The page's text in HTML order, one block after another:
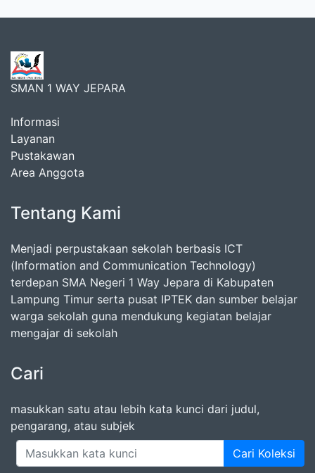
SMAN 1 WAY JEPARA
Informasi
Layanan
Pustakawan
Area Anggota
Tentang Kami
Menjadi perpustakaan sekolah berbasis ICT
(Information and Communication Technology)
terdepan SMA Negeri 1 Way Jepara di Kabupaten
Lampung Timur serta pusat IPTEK dan sumber belajar
warga sekolah guna mendukung kegiatan belajar
mengajar di sekolah
Cari
masukkan satu atau lebih kata kunci dari judul,
pengarang, atau subjek
Cari Koleksi